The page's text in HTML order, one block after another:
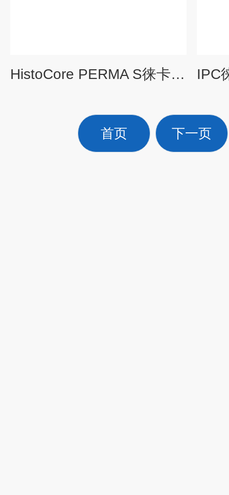
HistoCore PERMA S徕卡玻片打号机
首页 下一页